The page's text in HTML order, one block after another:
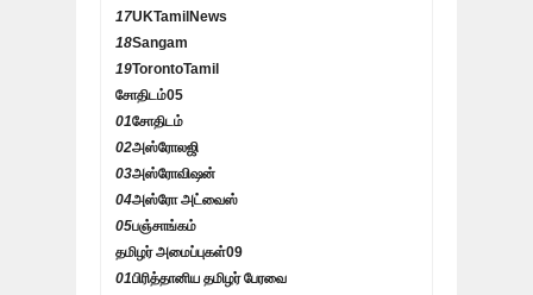
17UKTamilNews
18Sangam
19TorontoTamil
சோதிடம்05
01சோதிடம்
02அஸ்ரோலஜி
03அஸ்ரோவிஷன்
04அஸ்ரோ அட்வைஸ்
05பஞ்சாங்கம்
தமிழர் அமைப்புகள்09
01பிரித்தானிய தமிழர் பேரவை